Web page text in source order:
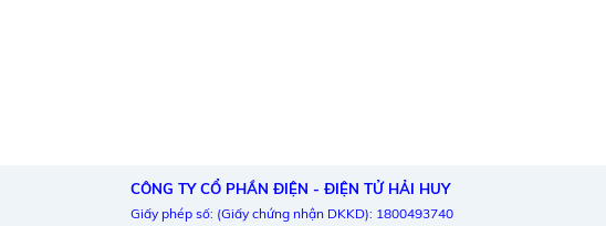
CÔNG TY CỔ PHẦN ĐIỆN - ĐIỆN TỬ HẢI HUY
Giấy phép số: (Giấy chứng nhận DKKD): 1800493740